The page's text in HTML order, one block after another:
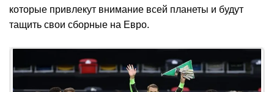
которые привлекут внимание всей планеты и будут
тащить свои сборные на Евро.